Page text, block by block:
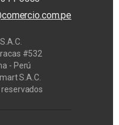
#532
- Perú
S.A.C.